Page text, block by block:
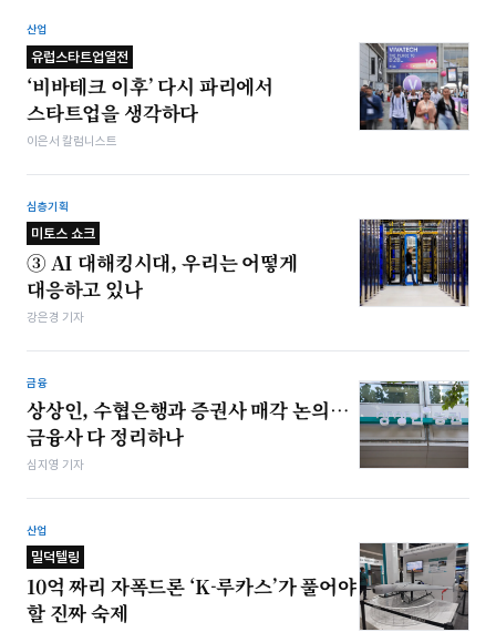
산업
유럽스타트업열전
‘비바테크 이후’ 다시 파리에서
스타트업을 생각하다
이은서 칼럼니스트
심층기획
미토스 쇼크
③ AI 대해킹시대, 우리는 어떻게
대응하고 있나
강은경 기자
금융
상상인, 수협은행과 증권사 매각 논의…
금융사 다 정리하나
심지영 기자
산업
밀덕텔링
10억 짜리 자폭드론 ‘K-루카스’가 풀어야
할 진짜 숙제